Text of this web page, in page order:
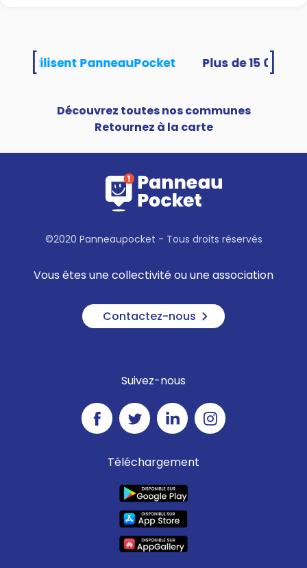
utilisent PanneauPocket
Découvrez toutes nos communes
Retournez à la carte
©2020 Panneaupocket - Tous droits réservés
Vous êtes une collectivité ou une association
Contactez-nous
Suivez-nous
Téléchargement